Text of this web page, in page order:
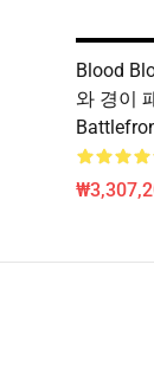
Blood
와 경이